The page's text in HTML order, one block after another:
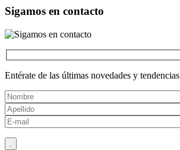
Sigamos en contacto
Entérate de las últimas novedades y tendencias